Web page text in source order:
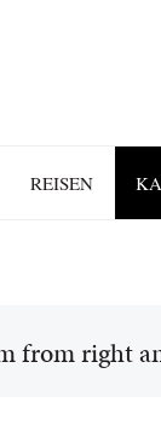
REISEN
from right